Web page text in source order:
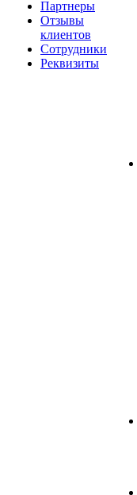
Партнеры
Отзывы
клиентов
Сотрудники
Реквизиты